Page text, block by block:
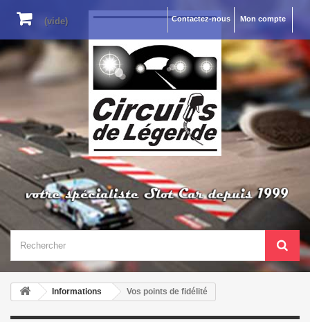
Mon compte
Contactez-nous
(vide)
Informations Vos points de fidélité